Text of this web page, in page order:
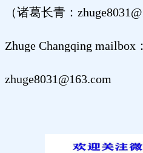
（诸葛长青：
Zhuge Changqing mailbox：
zhuge8031@163.com